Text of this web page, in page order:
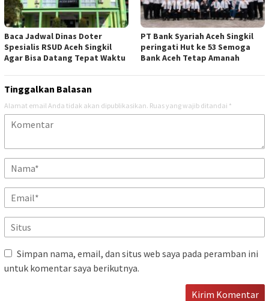
Baca Jadwal Dinas Doter
Spesialis RSUD Aceh Singkil
Agar Bisa Datang Tepat Waktu
PT Bank Syariah Aceh Singkil
peringati Hut ke 53 Semoga
Bank Aceh Tetap Amanah
Tinggalkan Balasan
Alamat email Anda tidak akan dipublikasikan. Ruas yang wajib ditandai *
Simpan nama, email, dan situs web saya pada peramban ini
untuk komentar saya berikutnya.